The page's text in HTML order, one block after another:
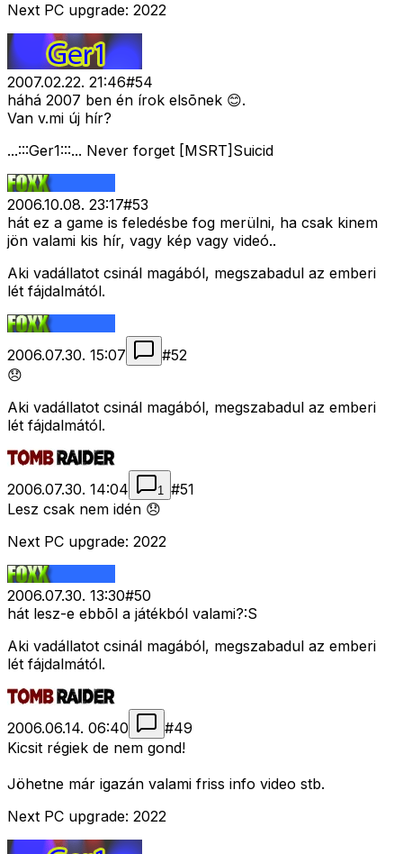
Next PC upgrade: 2022
2007.02.22. 21:46#54
háhá 2007 ben én írok elsõnek 😊.
Van v.mi új hír?
...:::Ger1:::... Never forget [MSRT]Suicid
2006.10.08. 23:17#53
hát ez a game is feledésbe fog merülni, ha csak kinem
jön valami kis hír, vagy kép vagy videó..
Aki vadállatot csinál magából, megszabadul az emberi
lét fájdalmától.
2006.07.30. 15:07 #52
😞
Aki vadállatot csinál magából, megszabadul az emberi
lét fájdalmától.
2006.07.30. 14:04 1 #51
Lesz csak nem idén 😞
Next PC upgrade: 2022
2006.07.30. 13:30#50
hát lesz-e ebbõl a játékból valami?:S
Aki vadállatot csinál magából, megszabadul az emberi
lét fájdalmától.
2006.06.14. 06:40 #49
Kicsit régiek de nem gond!
Jöhetne már igazán valami friss info video stb.
Next PC upgrade: 2022